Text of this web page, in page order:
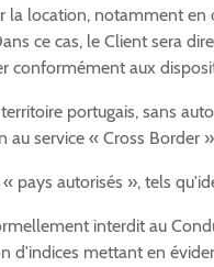
la location, notamment en
ce cas, le Client sera
conformément aux
portugais, sans
au service « Cross Border
pays autorisés », tels
interdit au
d'indices mettant en